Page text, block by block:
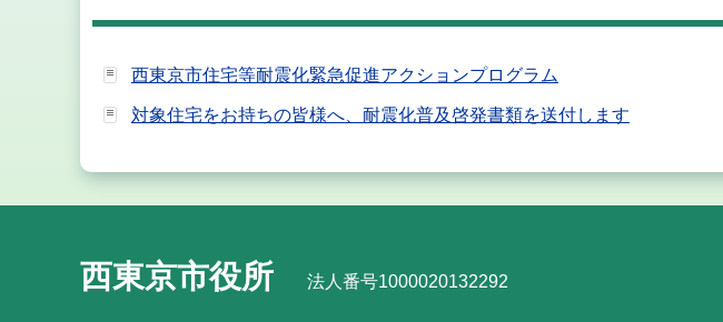
西東京市住宅等耐震化緊急促進アクションプログラム
対象住宅をお持ちの皆様へ、耐震化普及啓発書類を送付します
西東京市役所 法人番号1000020132292